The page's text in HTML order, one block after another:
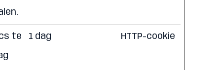
te 1 dag HTTP-cookie